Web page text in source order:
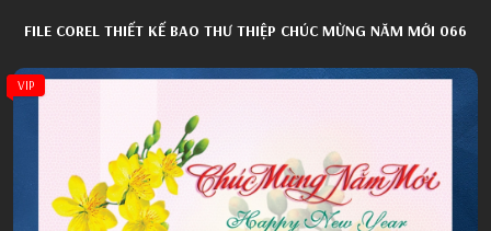
FILE COREL THIẾT KẾ BAO THƯ THIỆP CHÚC MỪNG NĂM MỚI 066
VIP